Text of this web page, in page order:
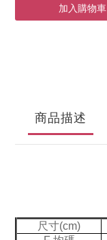
加入購物車
商品描述
尺寸(cm)